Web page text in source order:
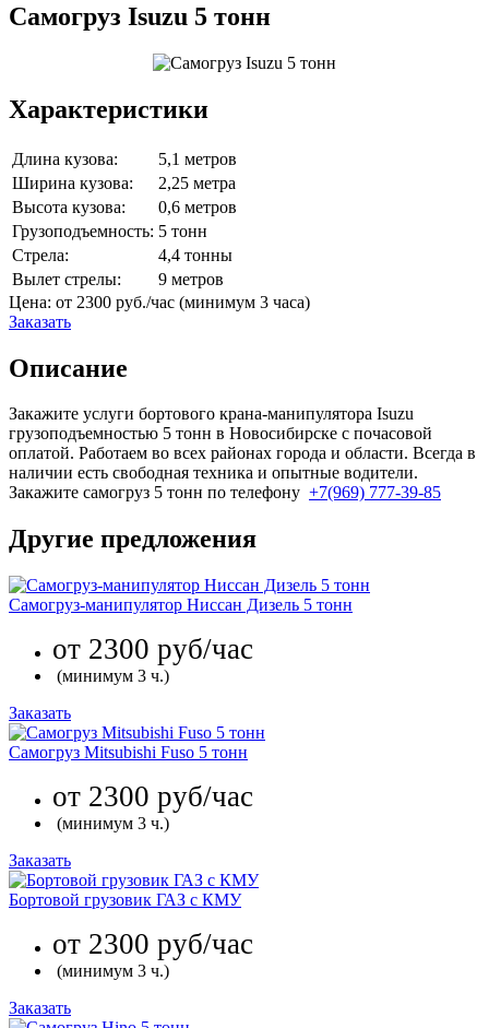
Самогруз Isuzu 5 тонн
Характеристики
Длина кузова:
5,1 метров
Ширина кузова:
2,25 метра
Высота кузова:
0,6 метров
Грузоподъемность: 5 тонн
Стрела:
4,4 тонны
Вылет стрелы:
9 метров
Цена: от 2300 руб./час (минимум 3 часа)
Заказать
Описание
Закажите услуги бортового крана-манипулятора Isuzu
грузоподъемностью 5 тонн в Новосибирске с почасовой
оплатой. Работаем во всех районах города и области. Всегда в
наличии есть свободная техника и опытные водители.
Закажите самогруз 5 тонн по телефону +7(969) 777-39-85
Другие предложения
Самогруз-манипулятор Ниссан Дизель 5 тонн
от 2300 руб/час
(минимум 3 ч.)
Заказать
Самогруз Mitsubishi Fuso 5 тонн
от 2300 руб/час
(минимум 3 ч.)
Заказать
Бортовой грузовик ГАЗ с КМУ
от 2300 руб/час
(минимум 3 ч.)
Заказать